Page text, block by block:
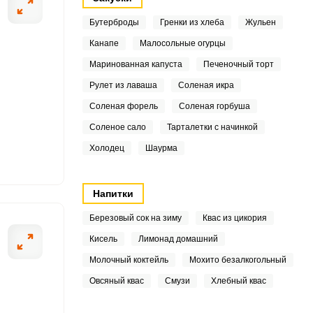
Бутерброды Гренки из хлеба Жульен
Канапе Малосольные огурцы
Маринованная капуста Печеночный торт
Рулет из лаваша Соленая икра
Соленая форель Соленая горбуша
Соленое сало Тарталетки с начинкой
Холодец Шаурма
Напитки
Березовый сок на зиму Квас из цикория
Кисель Лимонад домашний
Молочный коктейль Мохито безалкогольный
Овсяный квас Смузи Хлебный квас
В миску
к ней яйца,